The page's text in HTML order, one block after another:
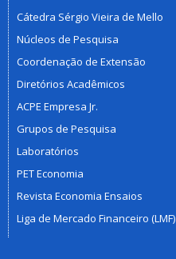
Cátedra Sérgio Vieira de Mello
Núcleos de Pesquisa
Coordenação de Extensão
Diretórios Acadêmicos
ACPE Empresa Jr.
Grupos de Pesquisa
Laboratórios
PET Economia
Revista Economia Ensaios
Liga de Mercado Financeiro (LMF)